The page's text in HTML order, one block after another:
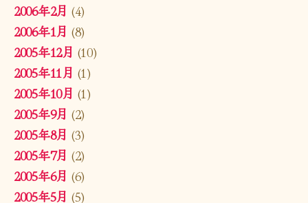
2006年2月 (4)
2006年1月 (8)
2005年12月 (10)
2005年11月 (1)
2005年10月 (1)
2005年9月 (2)
2005年8月 (3)
2005年7月 (2)
2005年6月 (6)
2005年5月 (5)